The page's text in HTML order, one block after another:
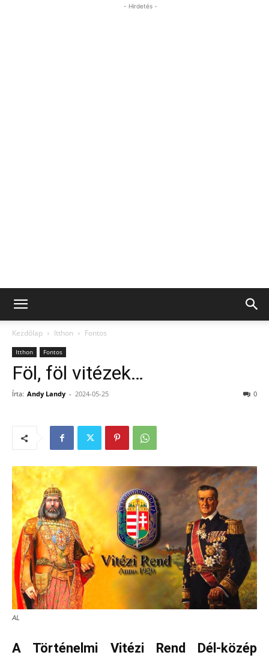
- Hirdetés -
Kezdőlap Itthon Fontos
Itthon Fontos
Föl, föl vitézek…
Írta: Andy Landy - 2024-05-25 0
AL
A Történelmi Vitézi Rend Dél-közép